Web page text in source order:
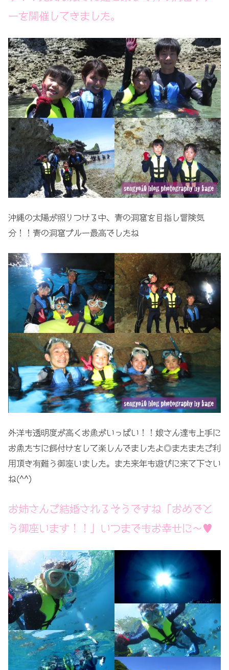
ーを開催してきました。
沖縄の太陽が照りつける中、青の洞窟を目指し冒険気
分！！青の洞窟ブルー最高でしたね
外洋も透明度が高くお魚がいっぱい！！娘さん達も上手に
お魚たちに餌付けをして楽しんでましたよ◎またまたご利
用頂き有難う御座いました。また来年も遊びに来て下さい
ね(^^)
お姉さんご結婚されるそうですね「おめでと
う御座います！！」いつまでもお幸せに〜♥